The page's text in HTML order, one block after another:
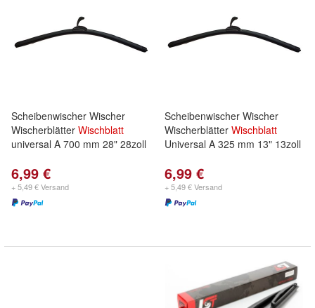
Scheibenwischer Wischer
Wischerblätter Wischblatt
universal A 700 mm 28" 28zoll
6,99 €
+ 5,49 € Versand
Scheibenwischer Wischer
Wischerblätter Wischblatt
Universal A 325 mm 13" 13zoll
6,99 €
+ 5,49 € Versand